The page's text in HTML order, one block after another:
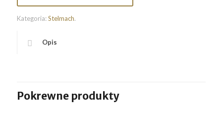
Kategoria:Stelmach.
Opis
Pokrewne produkty